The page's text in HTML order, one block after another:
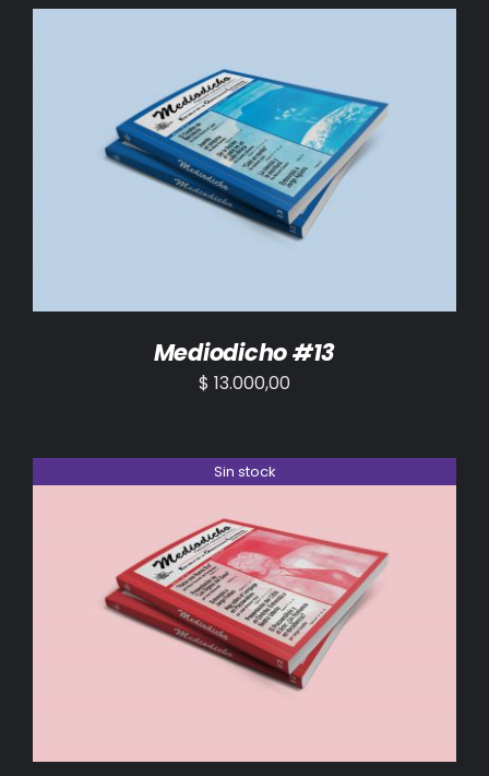
BIBLIOTECA
MEDIODICHO
AÑADIR AL CARRITO / DETALLES
Mediodicho #13
$ 13.000,00
Sin stock
DETALLES